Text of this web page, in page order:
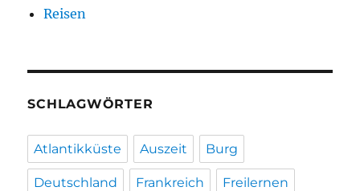
Reisen
SCHLAGWÖRTER
Atlantikküste Auszeit Burg
Deutschland Frankreich Freilernen